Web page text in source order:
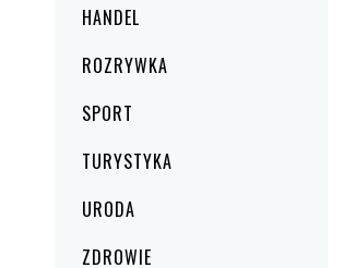
HANDEL
ROZRYWKA
SPORT
TURYSTYKA
URODA
ZDROWIE